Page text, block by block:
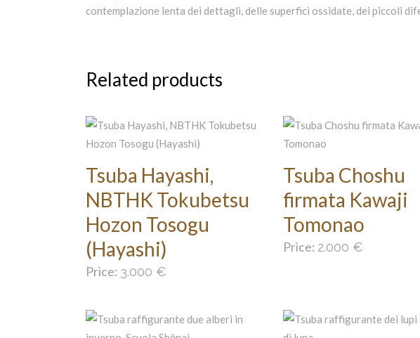
contemplazione lenta dei dettagli, delle superfici ossidate, dei piccoli
Related products
Tsuba Hayashi,
NBTHK Tokubetsu
Hozon Tosogu
(Hayashi)
Price: 3.000 €
Tsuba Choshu
firmata Kawaji
Tomonao
Price: 2.000 €